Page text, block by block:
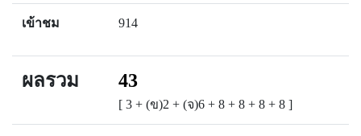
เข้าชม 914
ผลรวม 43
[ 3 + (ข)2 + (จ)6 + 8 + 8 + 8 + 8 ]